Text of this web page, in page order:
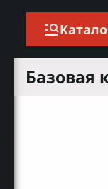
Базовая